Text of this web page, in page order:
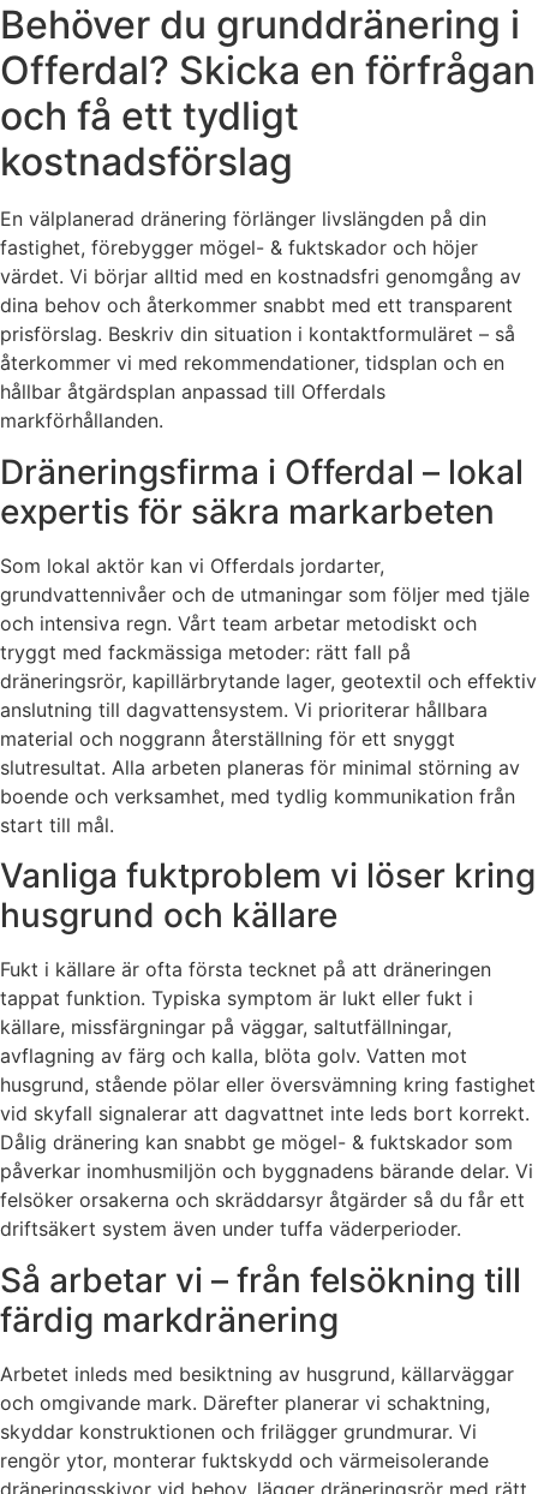
Behöver du grunddränering i
Offerdal? Skicka en förfrågan
och få ett tydligt
kostnadsförslag
En välplanerad dränering förlänger livslängden på din
fastighet, förebygger mögel- & fuktskador och höjer
värdet. Vi börjar alltid med en kostnadsfri genomgång av
dina behov och återkommer snabbt med ett transparent
prisförslag. Beskriv din situation i kontaktformuläret – så
återkommer vi med rekommendationer, tidsplan och en
hållbar åtgärdsplan anpassad till Offerdals
markförhållanden.
Dräneringsfirma i Offerdal – lokal
expertis för säkra markarbeten
Som lokal aktör kan vi Offerdals jordarter,
grundvattennivåer och de utmaningar som följer med tjäle
och intensiva regn. Vårt team arbetar metodiskt och
tryggt med fackmässiga metoder: rätt fall på
dräneringsrör, kapillärbrytande lager, geotextil och effektiv
anslutning till dagvattensystem. Vi prioriterar hållbara
material och noggrann återställning för ett snyggt
slutresultat. Alla arbeten planeras för minimal störning av
boende och verksamhet, med tydlig kommunikation från
start till mål.
Vanliga fuktproblem vi löser kring
husgrund och källare
Fukt i källare är ofta första tecknet på att dräneringen
tappat funktion. Typiska symptom är lukt eller fukt i
källare, missfärgningar på väggar, saltutfällningar,
avflagning av färg och kalla, blöta golv. Vatten mot
husgrund, stående pölar eller översvämning kring fastighet
vid skyfall signalerar att dagvattnet inte leds bort korrekt.
Dålig dränering kan snabbt ge mögel- & fuktskador som
påverkar inomhusmiljön och byggnadens bärande delar. Vi
felsöker orsakerna och skräddarsyr åtgärder så du får ett
driftsäkert system även under tuffa väderperioder.
Så arbetar vi – från felsökning till
färdig markdränering
Arbetet inleds med besiktning av husgrund, källarväggar
och omgivande mark. Därefter planerar vi schaktning,
skyddar konstruktionen och frilägger grundmurar. Vi
rengör ytor, monterar fuktskydd och värmeisolerande
dräneringsskivor vid behov, lägger dräneringsrör med rätt